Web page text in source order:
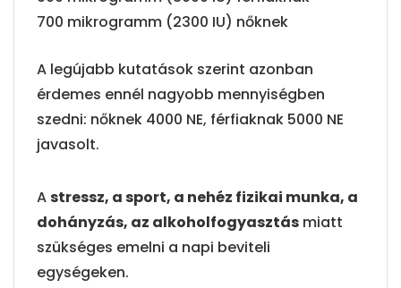
700 mikrogramm (2300 IU) nőknek
A legújabb kutatások szerint azonban
érdemes ennél nagyobb mennyiségben
szedni: nőknek 4000 NE, férfiaknak 5000 NE
javasolt.
Astressz, a sport, a nehéz fizikai munka, a
dohányzás, az alkoholfogyasztás miatt
szükséges emelni a napi beviteli
egységeken.